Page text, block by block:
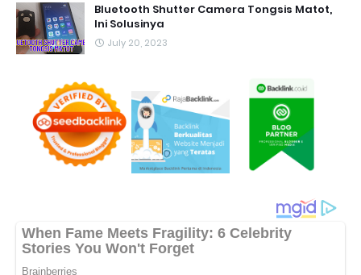
Bluetooth Shutter Camera Tongsis Matot,
Ini Solusinya
July 20, 2023